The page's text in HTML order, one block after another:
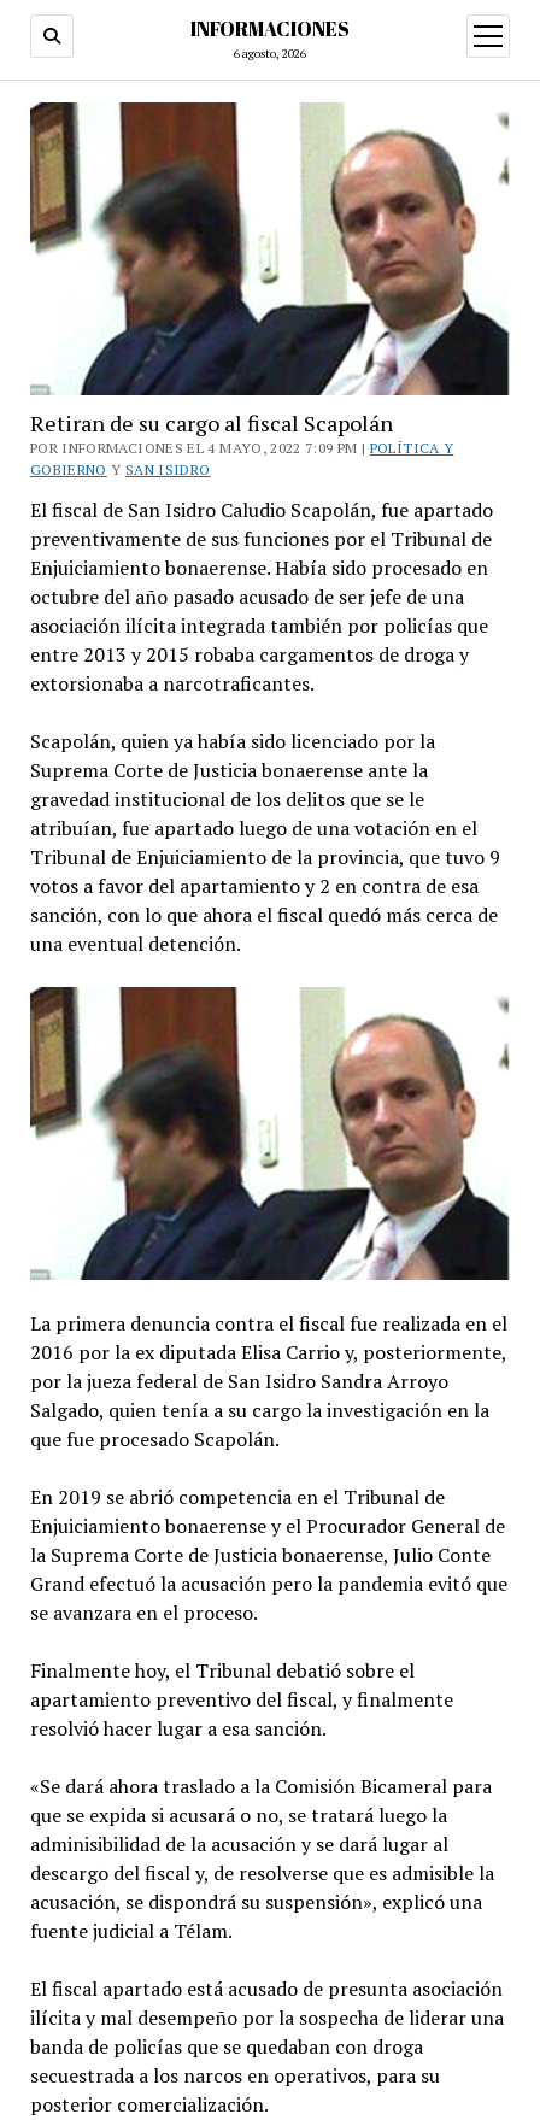
INFORMACIONES
6 agosto, 2026
abrir
menú
Retiran de su cargo al fiscal Scapolán
POR INFORMACIONES EL 4 MAYO, 2022 7:09 PM | POLÍTICA Y
GOBIERNO Y SAN ISIDRO
El fiscal de San Isidro Caludio Scapolán, fue apartado
preventivamente de sus funciones por el Tribunal de
Enjuiciamiento bonaerense. Había sido procesado en
octubre del año pasado acusado de ser jefe de una
asociación ilícita integrada también por policías que
entre 2013 y 2015 robaba cargamentos de droga y
extorsionaba a narcotraficantes.
Scapolán, quien ya había sido licenciado por la
Suprema Corte de Justicia bonaerense ante la
gravedad institucional de los delitos que se le
atribuían, fue apartado luego de una votación en el
Tribunal de Enjuiciamiento de la provincia, que tuvo 9
votos a favor del apartamiento y 2 en contra de esa
sanción, con lo que ahora el fiscal quedó más cerca de
una eventual detención.
La primera denuncia contra el fiscal fue realizada en el
2016 por la ex diputada Elisa Carrio y, posteriormente,
por la jueza federal de San Isidro Sandra Arroyo
Salgado, quien tenía a su cargo la investigación en la
que fue procesado Scapolán.
En 2019 se abrió competencia en el Tribunal de
Enjuiciamiento bonaerense y el Procurador General de
la Suprema Corte de Justicia bonaerense, Julio Conte
Grand efectuó la acusación pero la pandemia evitó que
se avanzara en el proceso.
Finalmente hoy, el Tribunal debatió sobre el
apartamiento preventivo del fiscal, y finalmente
resolvió hacer lugar a esa sanción.
«Se dará ahora traslado a la Comisión Bicameral para
que se expida si acusará o no, se tratará luego la
adminisibilidad de la acusación y se dará lugar al
descargo del fiscal y, de resolverse que es admisible la
acusación, se dispondrá su suspensión», explicó una
fuente judicial a Télam.
El fiscal apartado está acusado de presunta asociación
ilícita y mal desempeño por la sospecha de liderar una
banda de policías que se quedaban con droga
secuestrada a los narcos en operativos, para su
posterior comercialización.